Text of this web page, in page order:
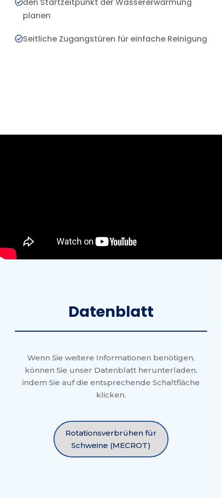
planen
Seitliche Zugangstüren für einfache Reinigung
Datenblatt
Wenn Sie weitere Informationen benötigen,
können Sie unser Datenblatt herunterladen,
indem Sie auf die entsprechende Schaltfläche
klicken.
Rotationsverbrühen für
Schweine (MECROT)